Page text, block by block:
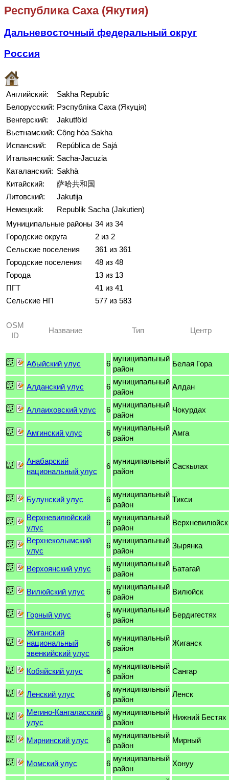
Республика Саха (Якутия)
Дальневосточный федеральный округ
Россия
Английский:
Sakha Republic
Белорусский: Рэспубліка Саха (Якуція)
Венгерский:
Jakutföld
Вьетнамский: Cộng hòa Sakha
Испанский:
República de Sajá
Итальянский: Sacha-Jacuzia
Каталанский: Sakhà
Китайский:
萨哈共和国
Литовский:
Jakutija
Немецкий:
Republik Sacha (Jakutien)
Муниципальные районы 34 из 34
Городские округа
2 из 2
Сельские поселения
361 из 361
Городские поселения
48 из 48
Города
13 из 13
ПГТ
41 из 41
Сельские НП
577 из 583
OSM
ID
Название Тип Центр
Абыйский улус 6
муниципальный
район
Белая Гора
Алданский улус 6
муниципальный
район
Алдан
Аллаиховский улус 6
муниципальный
район
Чокурдах
Амгинский улус 6
муниципальный
район
Амга
Анабарский
национальный улус
6
муниципальный
район
Саскылах
Булунский улус 6
муниципальный
район
Тикси
Верхневилюйский
улус
6
муниципальный
район
Верхневилюйск
Верхнеколымский
улус
6
муниципальный
район
Зырянка
Верхоянский улус 6
муниципальный
район
Батагай
Вилюйский улус 6
муниципальный
район
Вилюйск
Горный улус 6
муниципальный
район
Бердигестях
Жиганский
национальный
эвенкийский улус
6
муниципальный
район
Жиганск
Кобяйский улус 6
муниципальный
район
Сангар
Ленский улус 6
муниципальный
район
Ленск
Мегино-Кангаласский
улус
6
муниципальный
район
Нижний Бестях
Мирнинский улус 6
муниципальный
район
Мирный
Момский улус 6
муниципальный
район
Хонуу